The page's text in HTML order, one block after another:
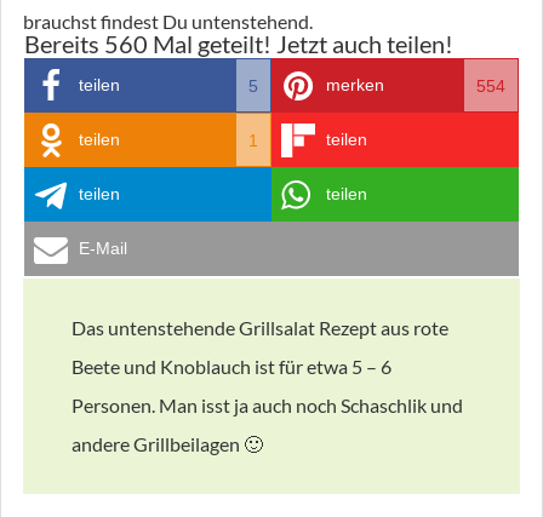
brauchst findest Du untenstehend.
Bereits 560 Mal geteilt! Jetzt auch teilen!
teilen 5 merken 554
teilen 1 teilen
teilen teilen
E-Mail
Das untenstehende Grillsalat Rezept aus rote
Beete und Knoblauch ist für etwa 5 – 6
Personen. Man isst ja auch noch Schaschlik und
andere Grillbeilagen 🙂